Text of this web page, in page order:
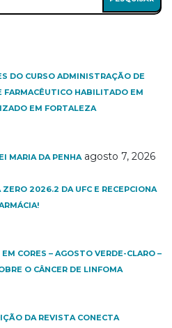
DO CURSO ADMINISTRAÇÃO DE
HABILITADO EM
EM FORTALEZA
MARIA DA PENHA agosto 7, 2026
ZERO 2026.2 DA UFC E RECEPCIONA
CORES – AGOSTO VERDE-CLARO –
O CÂNCER DE LINFOMA
DA REVISTA CONECTA